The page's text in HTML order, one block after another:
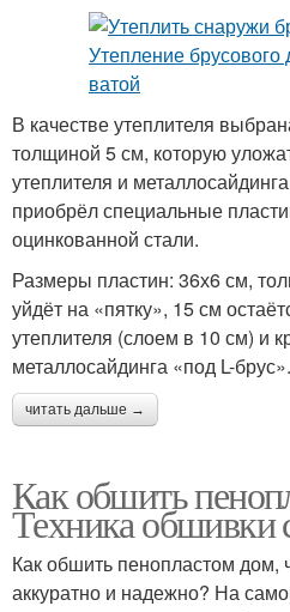
В качестве утеплителя
толщиной 5 см, которую
утеплителя и
приобрёл специальные
оцинкованной стали.
Размеры пластин: 36х6 см,
уйдёт на «пятку», 15 см
утеплителя (слоем в 10 см) и
металлосайдинга «под L-брус».
читать дальше →
Как обшить
Техника обшивки
Как обшить пенопластом дом,
аккуратно и надежно? На